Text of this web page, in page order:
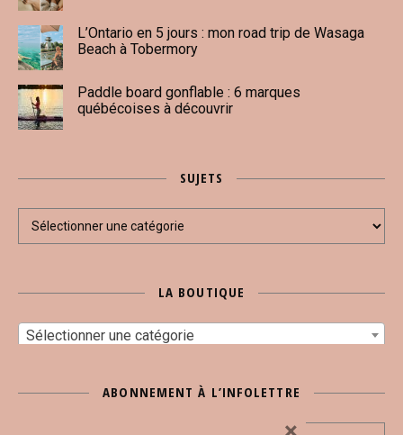
L’Ontario en 5 jours : mon road trip de Wasaga
Beach à Tobermory
Paddle board gonflable : 6 marques
québécoises à découvrir
SUJETS
Sujets
LA BOUTIQUE
Sélectionner une catégorie
ABONNEMENT À L’INFOLETTRE